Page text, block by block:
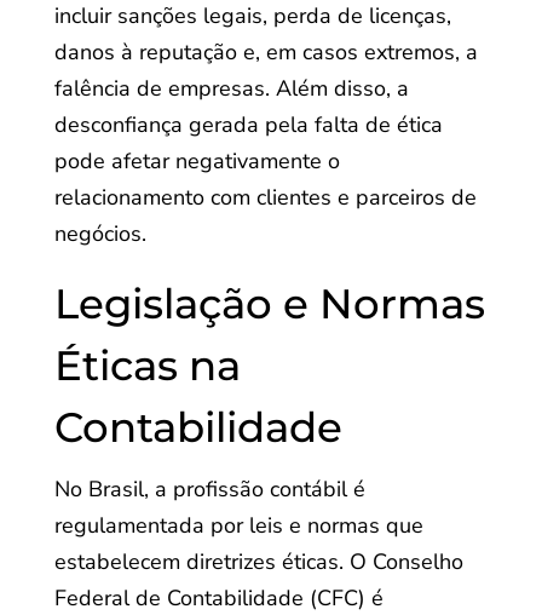
incluir sanções legais, perda de licenças,
danos à reputação e, em casos extremos, a
falência de empresas. Além disso, a
desconfiança gerada pela falta de ética
pode afetar negativamente o
relacionamento com clientes e parceiros de
negócios.
Legislação e Normas
Éticas na
Contabilidade
No Brasil, a profissão contábil é
regulamentada por leis e normas que
estabelecem diretrizes éticas. O Conselho
Federal de Contabilidade (CFC) é